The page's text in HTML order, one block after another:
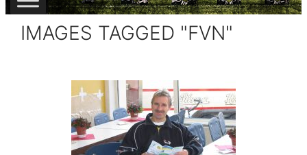
IMAGES TAGGED "FVN"